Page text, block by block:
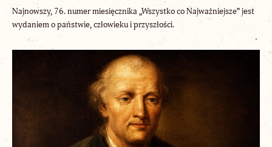
Najnowszy, 76. numer miesięcznika „Wszystko co Najważniejsze” jest
wydaniem o państwie, człowieku i przyszłości.